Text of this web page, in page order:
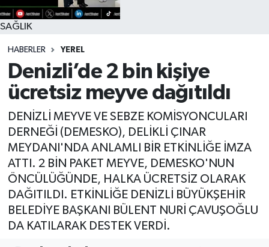
SAĞLIK
HABERLER YEREL
Denizli’de 2 bin kişiye
ücretsiz meyve dağıtıldı
DENİZLİ MEYVE VE SEBZE KOMİSYONCULARI
DERNEĞİ (DEMESKO), DELİKLİ ÇINAR
MEYDANI'NDA ANLAMLI BİR ETKİNLİĞE İMZA
ATTI. 2 BİN PAKET MEYVE, DEMESKO'NUN
ÖNCÜLÜĞÜNDE, HALKA ÜCRETSİZ OLARAK
DAĞITILDI. ETKİNLİĞE DENİZLİ BÜYÜKŞEHİR
BELEDİYE BAŞKANI BÜLENT NURİ ÇAVUŞOĞLU
DA KATILARAK DESTEK VERDİ.